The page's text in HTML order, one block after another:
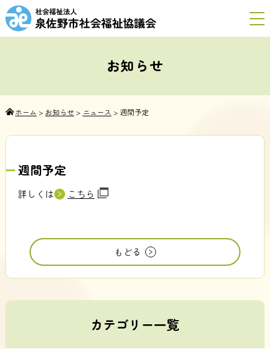
お知らせ
ホーム > お知らせ> ニュース > 週間予定
週間予定
詳しくは こちら
もどる
カテゴリー一覧